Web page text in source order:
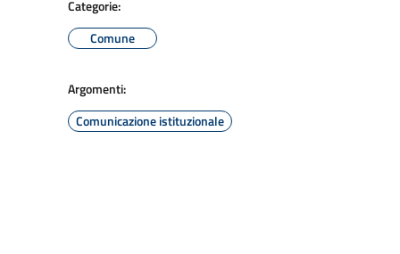
Categorie:
Comune
Argomenti:
Comunicazione istituzionale